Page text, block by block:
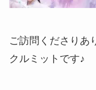
ご訪問くださりあ
クルミットです♪